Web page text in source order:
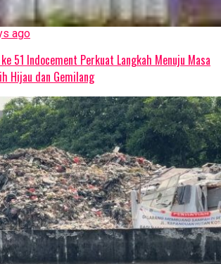
ago
51 Indocement Perkuat Langkah Menuju Masa
Hijau dan Gemilang